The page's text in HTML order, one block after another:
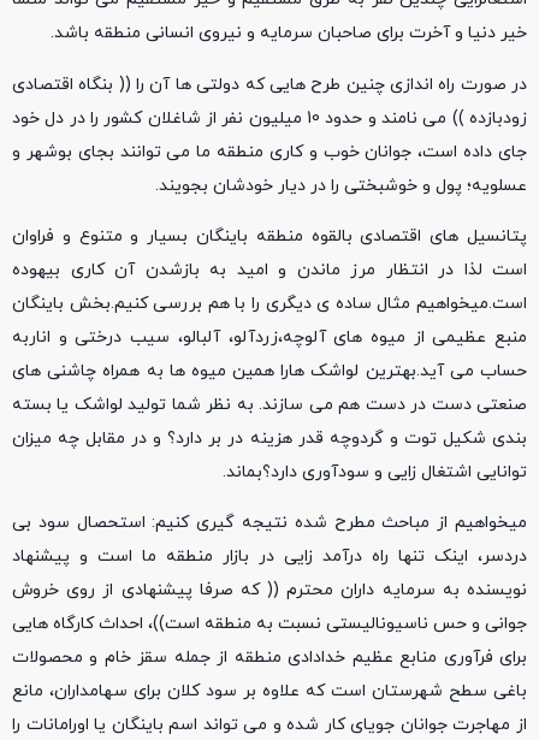
خیر دنیا و آخرت برای صاحبان سرمایه و نیروی انسانی منطقه باشد.
در صورت راه اندازی چنین طرح هایی که دولتی ها آن را (( بنگاه اقتصادی
زودبازده )) می نامند و حدود 10 میلیون نفر از شاغلان کشور را در دل خود
جای داده است، جوانان خوب و کاری منطقه ما می توانند بجای بوشهر و
عسلویه؛ پول و خوشبختی را در دیار خودشان بجویند.
پتانسیل های اقتصادی بالقوه منطقه باینگان بسیار و متنوع و فراوان
است لذا در انتظار مرز ماندن و امید به بازشدن آن کاری بیهوده
است.میخواهیم مثال ساده ی دیگری را با هم بررسی کنیم.بخش باینگان
منبع عظیمی از میوه های آلوچه،زردآلو، آلبالو، سیب درختی و اناربه
حساب می آید.بهترین لواشک هارا همین میوه ها به همراه چاشنی های
صنعتی دست در دست هم می سازند. به نظر شما تولید لواشک یا بسته
بندی شکیل توت و گردوچه قدر هزینه در بر دارد؟ و در مقابل چه میزان
توانایی اشتغال زایی و سودآوری دارد؟بماند.
میخواهیم از مباحث مطرح شده نتیجه گیری کنیم: استحصال سود بی
دردسر، اینک تنها راه درآمد زایی در بازار منطقه ما است و پیشنهاد
نویسنده به سرمایه داران محترم (( که صرفا پیشنهادی از روی خروش
جوانی و حس ناسیونالیستی نسبت به منطقه است))، احداث کارگاه هایی
برای فرآوری منابع عظیم خدادادی منطقه از جمله سقز خام و محصولات
باغی سطح شهرستان است که علاوه بر سود کلان برای سهامداران، مانع
از مهاجرت جوانان جویای کار شده و می تواند اسم باینگان یا اورامانات را